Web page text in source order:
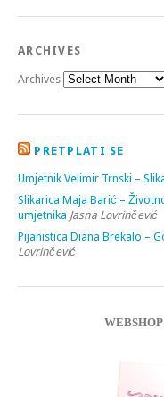
ARCHIVES
Archives
PRETPLATI SE
Umjetnik Velimir Trnski –
Slikarica Maja Barić –
umjetnika Jasna Lovrinčević
Pijanistica Diana Brekalo –
Lovrinčević